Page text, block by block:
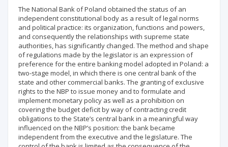
The National Bank of Poland obtained the status of an
independent constitutional body as a result of legal norms
and political practice: its organization, functions and powers,
and consequently the relationships with supreme state
authorities, has significantly changed. The method and shape
of regulations made by the legislator is an expression of
preference for the entire banking model adopted in Poland: a
two‑stage model, in which there is one central bank of the
state and other commercial banks. The granting of exclusive
rights to the NBP to issue money and to formulate and
implement monetary policy as well as a prohibition on
covering the budget deficit by way of contracting credit
obligations to the State’s central bank in a meaningful way
influenced on the NBP’s position: the bank became
independent from the executive and the legislature. The